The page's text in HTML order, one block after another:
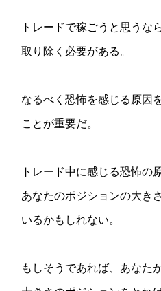
トレードで稼ごうと思うな
取り除く必要がある。
なるべく恐怖を感じる原因
ことが重要だ。
トレード中に感じる恐怖の
あなたのポジションの大き
いるかもしれない。
もしそうであれば、あなた